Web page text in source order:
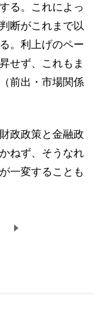
る。これによっ
断がこれまで以
。利上げのペー
せず、これもま
前出・市場関係
政政策と金融政
ねず、そうなれ
一変することも